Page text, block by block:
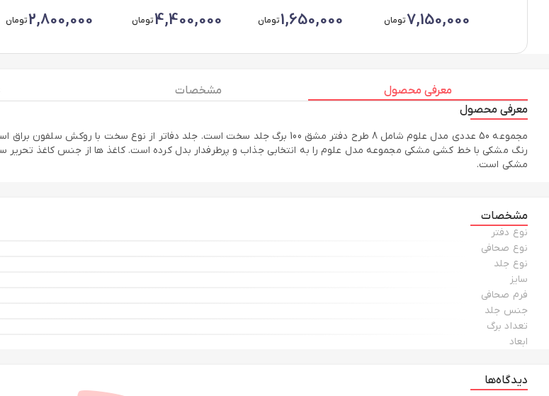
7,150,000تومان 1,650,000تومان 4,400,000تومان 2,800,000تومان
معرفی محصول مشخصات
معرفی محصول
مجموعه 50 عددی مدل علوم شامل 8 طرح دفتر مشق 100 برگ جلد سخت است. جلد دفاتر از
مشکی است.
مشخصات
نوع دفتر
نوع صحافی
نوع جلد
سایز
فرم صحافی
جنس جلد
تعداد برگ
ابعاد
دیدگاه‌ها